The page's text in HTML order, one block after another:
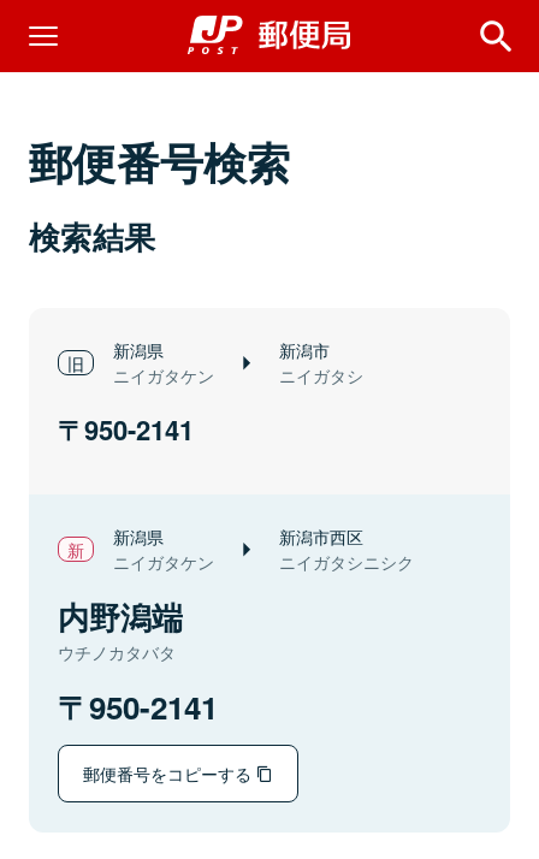
郵便番号検索
検索結果
新潟県
ニイガタケン
新潟市
ニイガタシ
950-2141
新潟県
ニイガタケン
新潟市西区
ニイガタシニシク
内野潟端
ウチノカタバタ
950-2141
郵便番号をコピーする